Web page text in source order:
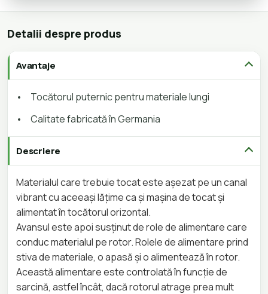
Detalii despre produs
Avantaje
•
Tocătorul puternic pentru materiale lungi
•
Calitate fabricată în Germania
Descriere
Materialul care trebuie tocat este așezat pe un canal
vibrant cu aceeași lățime ca și mașina de tocat și
alimentat în tocătorul orizontal.
Avansul este apoi susținut de role de alimentare care
conduc materialul pe rotor. Rolele de alimentare prind
stiva de materiale, o apasă și o alimentează în rotor.
Această alimentare este controlată în funcție de
sarcină, astfel încât, dacă rotorul atrage prea mult